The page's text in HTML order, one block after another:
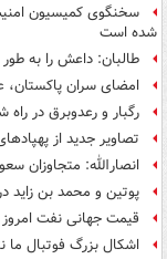
سخنگوی کمیسیون
شده است
طالبان: داعش را به
امضای سران پاکستان،
رگبار و رعدوبرق در
تصاویر جدید از
انصارالله: متجاوزان
پوتین و محمد بن زاید
قیمت جهانی نفت امروز ۱۶ مرداد
اشکال بزرگ فوتبال ما